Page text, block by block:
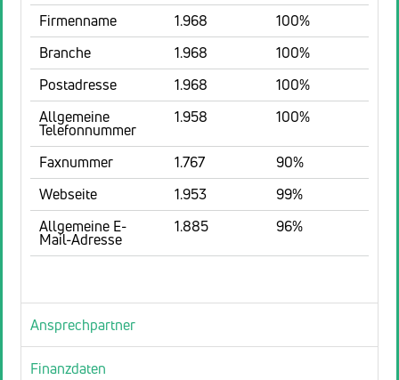
Firmenname
1.968
100%
Branche
1.968
100%
Postadresse
1.968
100%
Allgemeine
Telefonnummer
1.958 100%
Faxnummer 1.767
90%
Webseite
1.953
99%
Allgemeine E-
Mail-Adresse
1.885 96%
Ansprechpartner
Finanzdaten